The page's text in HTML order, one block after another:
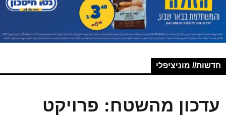
חדשות// מוניציפלי
עדכון מהשטח: פרויקט